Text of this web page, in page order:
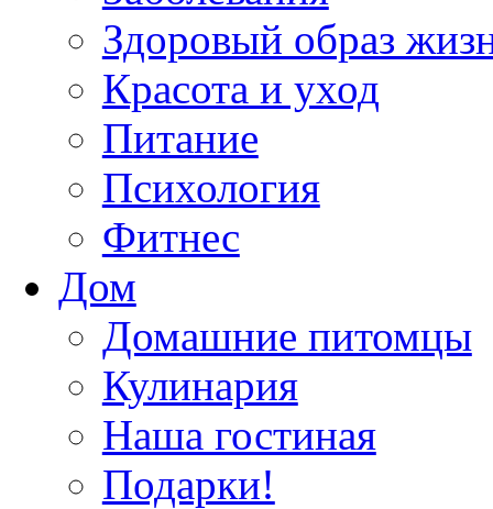
Здоровый образ
Красота и уход
Питание
Психология
Фитнес
Дом
Домашние питомцы
Кулинария
Наша гостиная
Подарки!